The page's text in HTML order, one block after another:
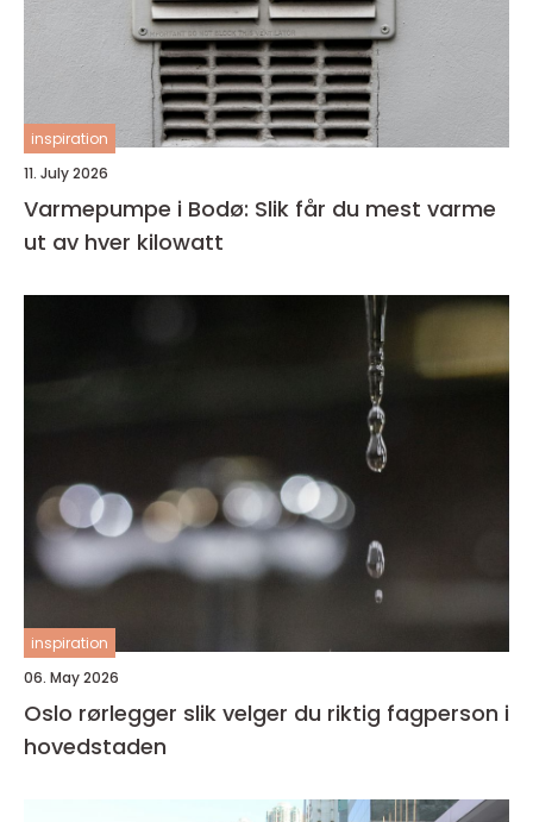
inspiration
11. July 2026
Varmepumpe i Bodø: Slik får du mest varme
ut av hver kilowatt
inspiration
06. May 2026
Oslo rørlegger slik velger du riktig fagperson i
hovedstaden